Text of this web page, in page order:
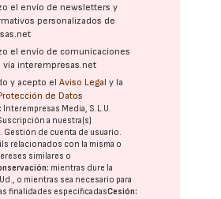
el envío de newsletters y
personalizados de
el envío de comunicaciones
vía interempresas.net
y acepto elAviso Legal y la
de Datos
Interempresas Media, S.L.U.
a nuestra(s)
Gestión de cuenta de usuario.
relacionados con la misma o
similares o
mientras dure la
o mientras sea necesario para
finalidades especificadasCesión: